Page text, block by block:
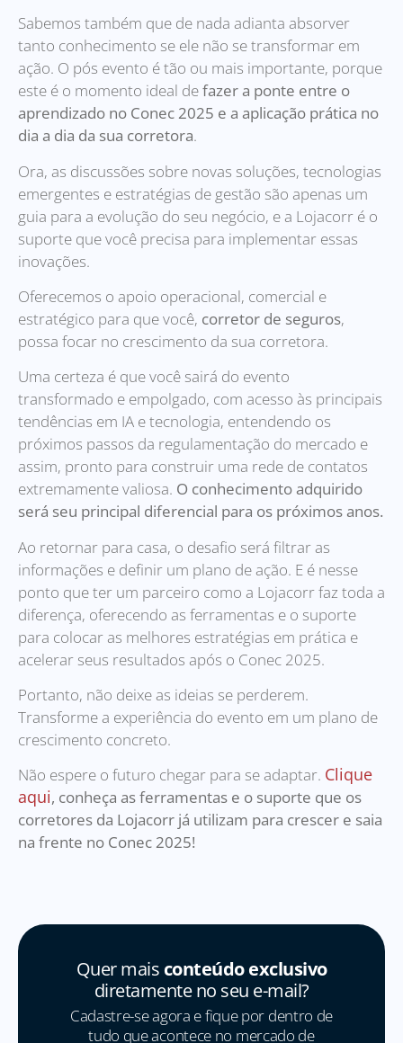
Sabemos também que de nada adianta absorver
tanto conhecimento se ele não se transformar em
ação. O pós evento é tão ou mais importante, porque
este é o momento ideal defazer a ponte entre o
aprendizado no Conec 2025 e a aplicação prática no
dia a dia da sua corretora.
Ora, as discussões sobre novas soluções, tecnologias
emergentes e estratégias de gestão são apenas um
guia para a evolução do seu negócio, e a Lojacorr é o
suporte que você precisa para implementar essas
inovações.
Oferecemos o apoio operacional, comercial e
estratégico para que você, corretor de seguros,
possa focar no crescimento da sua corretora.
Uma certeza é que você sairá do evento
transformado e empolgado, com acesso às principais
tendências em IA e tecnologia, entendendo os
próximos passos da regulamentação do mercado e
assim, pronto para construir uma rede de contatos
extremamente valiosa. O conhecimento adquirido
será seu principal diferencial para os próximos anos.
Ao retornar para casa, o desafio será filtrar as
informações e definir um plano de ação. E é nesse
ponto que ter um parceiro como a Lojacorr faz toda a
diferença, oferecendo as ferramentas e o suporte
para colocar as melhores estratégias em prática e
acelerar seus resultados após o Conec 2025.
Portanto, não deixe as ideias se perderem.
Transforme a experiência do evento em um plano de
crescimento concreto.
Não espere o futuro chegar para se adaptar. Clique
aqui, conheça as ferramentas e o suporte que os
corretores da Lojacorr já utilizam para crescer e saia
na frente no Conec 2025!
Quer mais conteúdo exclusivo
diretamente no seu e-mail?
Cadastre-se agora e fique por dentro de
tudo que acontece no mercado de